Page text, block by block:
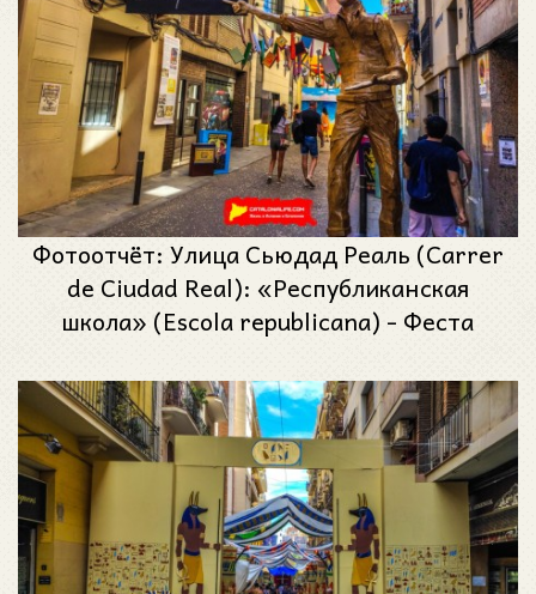
Фотоотчёт: Улица Сьюдад Реаль (Carrer
de Ciudad Real): «Республиканская
школа» (Escola republicana) - Феста
Gràcia 2024)